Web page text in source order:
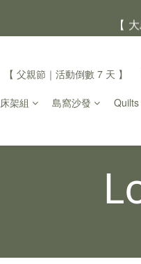
【
【 父親節｜活動倒數 7 天 】
床架組 島窩沙發 Quilts